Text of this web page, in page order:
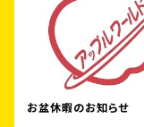
お盆休暇のお知らせ